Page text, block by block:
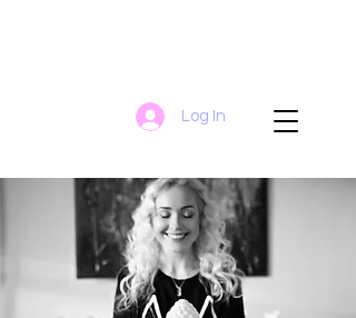
Log In